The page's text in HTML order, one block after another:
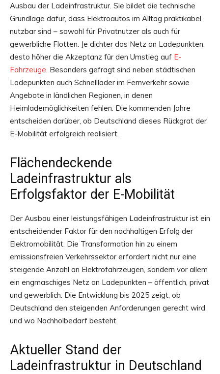
Ausbau der Ladeinfrastruktur. Sie bildet die technische
Grundlage dafür, dass Elektroautos im Alltag praktikabel
nutzbar sind – sowohl für Privatnutzer als auch für
gewerbliche Flotten. Je dichter das Netz an Ladepunkten,
desto höher die Akzeptanz für den Umstieg auf E-
Fahrzeuge . Besonders gefragt sind neben städtischen
Ladepunkten auch Schnelllader im Fernverkehr sowie
Angebote in ländlichen Regionen, in denen
Heimlademöglichkeiten fehlen. Die kommenden Jahre
entscheiden darüber, ob Deutschland dieses Rückgrat der
E-Mobilität erfolgreich realisiert.
Flächendeckende
Ladeinfrastruktur als
Erfolgsfaktor der E-Mobilität
Der Ausbau einer leistungsfähigen Ladeinfrastruktur ist ein
entscheidender Faktor für den nachhaltigen Erfolg der
Elektromobilität. Die Transformation hin zu einem
emissionsfreien Verkehrssektor erfordert nicht nur eine
steigende Anzahl an Elektrofahrzeugen, sondern vor allem
ein engmaschiges Netz an Ladepunkten – öffentlich, privat
und gewerblich. Die Entwicklung bis 2025 zeigt, ob
Deutschland den steigenden Anforderungen gerecht wird
und wo Nachholbedarf besteht.
Aktueller Stand der
Ladeinfrastruktur in Deutschland